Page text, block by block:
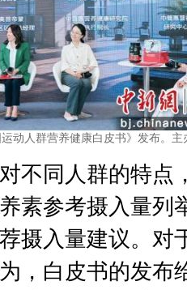
动人群营养健康白皮书》发布。主
同人群的特点
素参考摄入量列
摄入量建议。对
，白皮书的发布